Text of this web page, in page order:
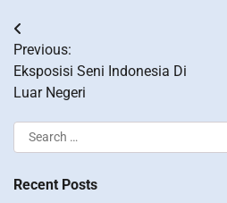
Post
navigation
Previous:
Eksposisi Seni Indonesia Di
Luar Negeri
Search
for:
Recent Posts